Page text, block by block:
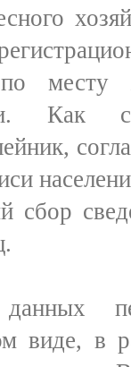
месту
Как
сбор
виде, в